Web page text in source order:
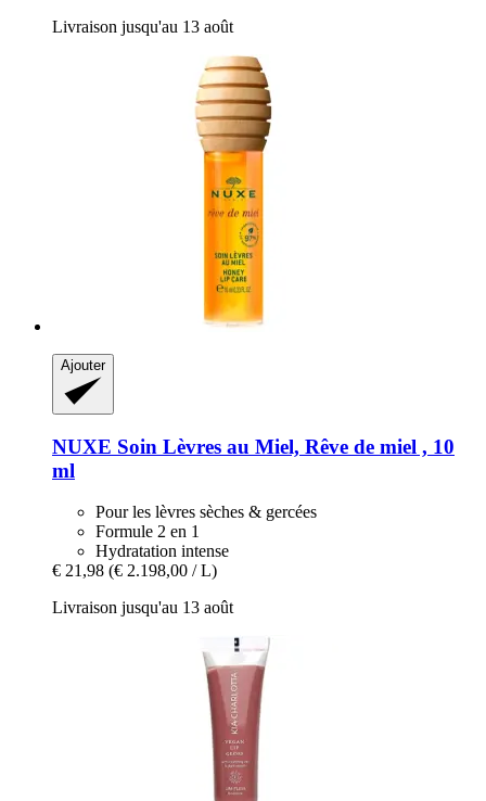
Livraison jusqu'au 13 août
Ajouter
NUXE Soin Lèvres au Miel, Rêve de miel , 10
ml
Pour les lèvres sèches & gercées
Formule 2 en 1
Hydratation intense
€ 21,98 (€ 2.198,00 / L)
Livraison jusqu'au 13 août